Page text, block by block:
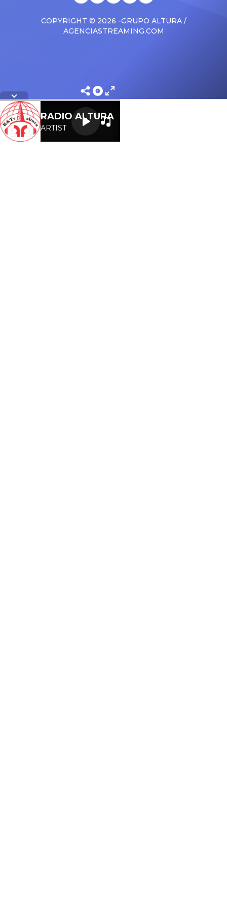
COPYRIGHT © 2026 -GRUPO ALTURA /
AGENCIASTREAMING.COM
RADIO ALTURA
ARTIST
Letra